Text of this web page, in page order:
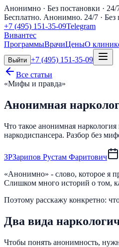
Анонимно · Без постановки · 24/
Бесплатно. Анонимно. 24/7 ·
+7 (495) 151-35-09Telegram
Вивантес
ПрограммыВрачиЦеныО
Выйти +7 (495) 151-35-09
Все статьи
«Мифы и правда»
Анонимная
Что такое анонимная
наркодиспансера. Разбор без
ЗРЗарипов Рустам Фаритович
«Анонимно» - слово, которое я
Слишком много историй о том,
Поэтому расскажу конкретно:
Два вида
Чтобы понять анонимность,